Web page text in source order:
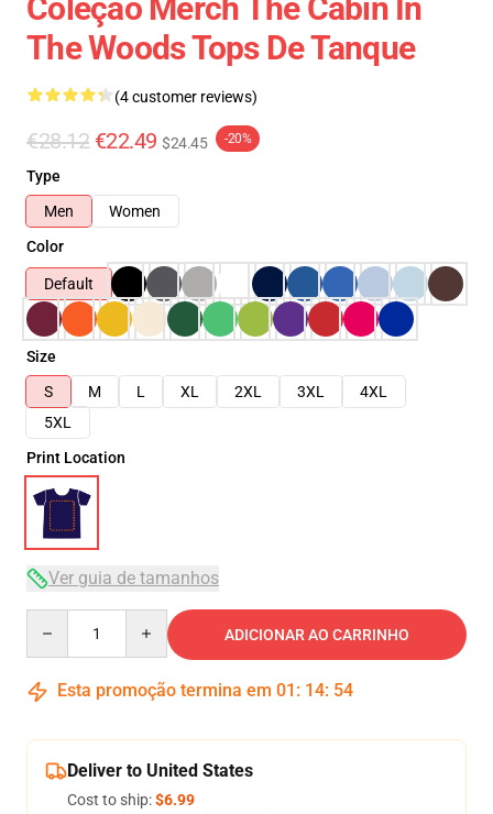
Coleção Merch The Cabin In
The Woods Tops De Tanque
(4 customer reviews)
€28.12 €22.49 $24.45 -20%
Type
Men
Women
Color
Default
Size
S
M L XL 2XL 3XL
4XL
5XL
Print Location
Ver guia de tamanhos
ADICIONAR AO CARRINHO
Esta promoção termina em 01 : 14: 53
Deliver to United States
Cost to ship:$6.99